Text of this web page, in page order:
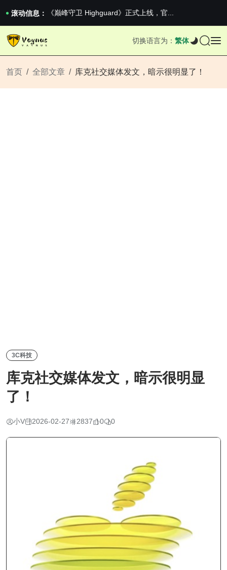
滚动信息：
《巅峰守卫 Highguard》正式上线，官...
男生找对象最重要的是什么？太真实了
2026澳网男单收官：全满贯对上全满亚，德约...
切换语言为： 繁体
首页 全部文章 库克社交媒体发文，暗示很明显了！
3C科技
库克社交媒体发文，暗示很明显
了！
小V 2026-02-27 2837 0 0